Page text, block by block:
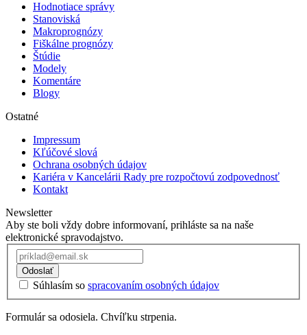
Hodnotiace správy
Stanoviská
Makroprognózy
Fiškálne prognózy
Štúdie
Modely
Komentáre
Blogy
Ostatné
Impressum
Kľúčové slová
Ochrana osobných údajov
Kariéra v Kancelárii Rady pre rozpočtovú zodpovednosť
Kontakt
Newsletter
Aby ste boli vždy dobre informovaní, prihláste sa na naše
elektronické spravodajstvo.
Odoslať
Súhlasím so spracovaním osobných údajov
Formulár sa odosiela. Chvíľku strpenia.